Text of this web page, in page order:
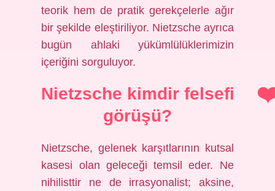
teorik hem de pratik gerekçelerle ağır
bir şekilde eleştiriliyor. Nietzsche ayrıca
bugün ahlaki yükümlülüklerimizin
içeriğini sorguluyor.
Nietzsche kimdir felsefi
görüşü?
Nietzsche, gelenek karşıtlarının kutsal
kasesi olan geleceği temsil eder. Ne
nihilisttir ne de irrasyonalist; aksine,